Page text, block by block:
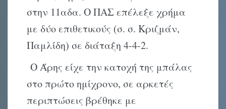
στην 11αδα. Ο ΠΑΣ επέλεξε χρήμα
με δύο επιθετικούς (σ. σ. Κριζμάν,
Παμλίδη) σε διάταξη 4-4-2.
Ο Άρης είχε την κατοχή της μπάλας
στο πρώτο ημίχρονο, σε αρκετές
περιπτώσεις βρέθηκε με